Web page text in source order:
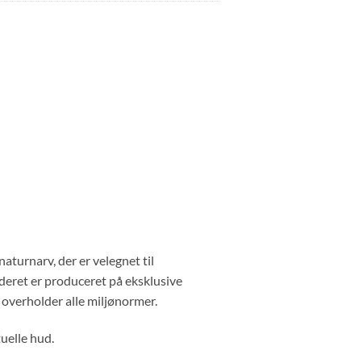
der er velegnet til
er produceret på eksklusive
alle miljønormer.
hud.